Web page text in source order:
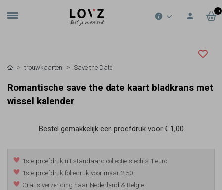
0
trouwkaarten Save the Date
Romantische save the date kaart bladkrans met
wissel kalender
Bestel gemakkelijk een proefdruk voor € 1,00
1ste proefdruk uit standaard collectie slechts 1 euro
1ste proefdruk foliedruk voor maar 2,50
Gratis verzending naar Nederland & België